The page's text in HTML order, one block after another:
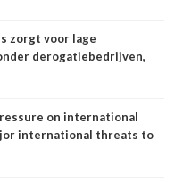
zorgt voor lage
derogatiebedrijven,
on international
international threats to